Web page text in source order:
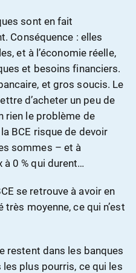
sont en fait
Conséquence : elles
et à l’économie réelle,
et besoins financiers.
et gros soucis. Le
d’acheter un peu de
rien le problème de
BCE risque de devoir
sommes – et à
0 % qui durent…
se retrouve à avoir en
moyenne, ce qui n’est
restent dans les banques
plus pourris, ce qui les